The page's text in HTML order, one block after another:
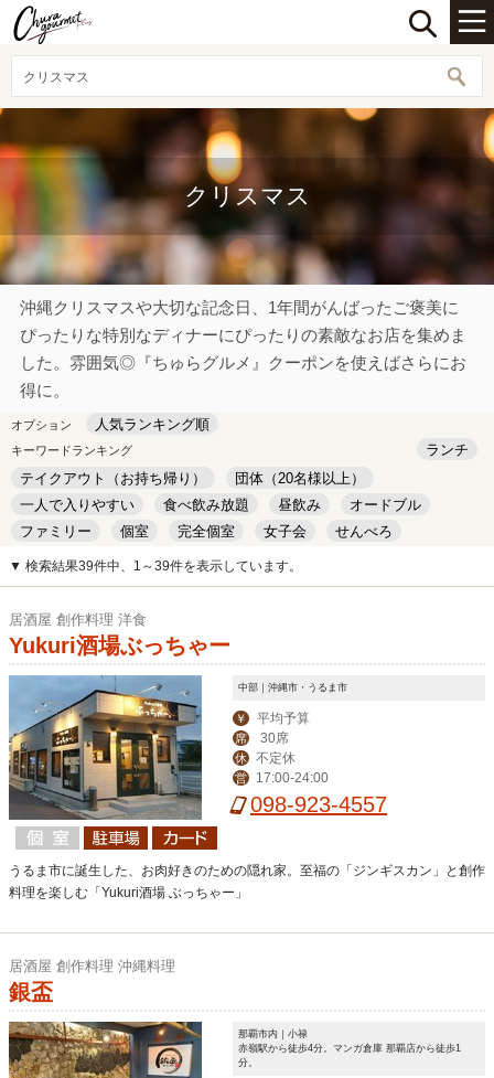
クリスマス
クリスマス
沖縄クリスマスや大切な記念日、1年間がんばったご褒美に
ぴったりな特別なディナーにぴったりの素敵なお店を集めま
した。雰囲気◎『ちゅらグルメ』クーポンを使えばさらにお
得に。
オプション 人気ランキング順
キーワードランキング
ランチ
テイクアウト（お持ち帰り）
団体（20名様以上）
一人で入りやすい
食べ飲み放題 昼飲み
オードブル
ファミリー
個室 完全個室 女子会
せんべろ
キッズルーム
安い デート
▼ 検索結果39件中、1～39件を表示しています。
居酒屋 創作料理 洋食
Yukuri酒場ぶっちゃー
中部｜沖縄市・うるま市
￥ 平均予算
席 30席
休 不定休
営 17:00-24:00
098-923-4557
うるま市に誕生した、お肉好きのための隠れ家。至福の「ジンギスカン」と創作
料理を楽しむ「Yukuri酒場 ぶっちゃー」
居酒屋 創作料理 沖縄料理
銀盃
那覇市内｜小禄
赤嶺駅から徒歩4分。マンガ倉庫 那覇店から徒歩1
分。